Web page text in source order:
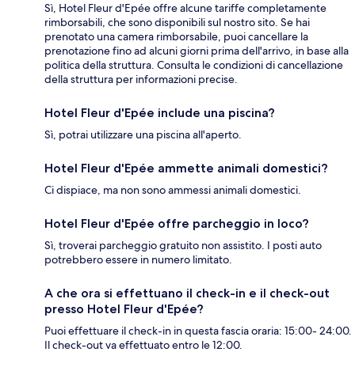
Sì, Hotel Fleur d'Epée offre alcune tariffe completamente
rimborsabili, che sono disponibili sul nostro sito. Se hai
prenotato una camera rimborsabile, puoi cancellare la
prenotazione fino ad alcuni giorni prima dell'arrivo, in base alla
politica della struttura. Consulta le condizioni di cancellazione
della struttura per informazioni precise.
Hotel Fleur d'Epée include una piscina?
Sì, potrai utilizzare una piscina all'aperto.
Hotel Fleur d'Epée ammette animali domestici?
Ci dispiace, ma non sono ammessi animali domestici.
Hotel Fleur d'Epée offre parcheggio in loco?
Sì, troverai parcheggio gratuito non assistito. I posti auto
potrebbero essere in numero limitato.
A che ora si effettuano il check-in e il check-out
presso Hotel Fleur d'Epée?
Puoi effettuare il check-in in questa fascia oraria: 15:00- 24:00.
Il check-out va effettuato entro le 12:00.